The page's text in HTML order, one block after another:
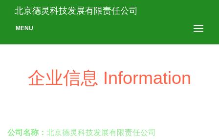
北京德灵科技发展有限责任公司
MENU
企业信息 Information
公司名称： 北京德灵科技发展有限责任公司